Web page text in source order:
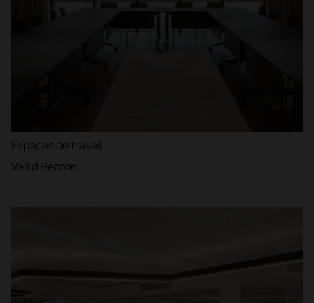
Espaces de travail
Vall d'Hebron